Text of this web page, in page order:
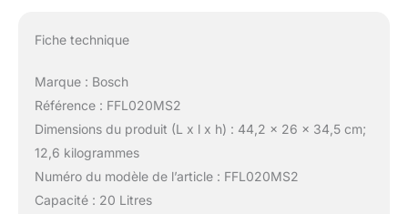
Fiche technique
Marque : Bosch
Référence : FFL020MS2
Dimensions du produit (L x l x h) : 44,2 x 26 x 34,5 cm;
12,6 kilogrammes
Numéro du modèle de l’article : FFL020MS2
Capacité : 20 Litres